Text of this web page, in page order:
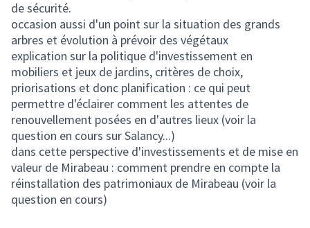
de sécurité.
occasion aussi d'un point sur la situation des grands
arbres et évolution à prévoir des végétaux
explication sur la politique d'investissement en
mobiliers et jeux de jardins, critères de choix,
priorisations et donc planification : ce qui peut
permettre d'éclairer comment les attentes de
renouvellement posées en d'autres lieux (voir la
question en cours sur Salancy...)
dans cette perspective d'investissements et de mise en
valeur de Mirabeau : comment prendre en compte la
réinstallation des patrimoniaux de Mirabeau (voir la
question en cours)